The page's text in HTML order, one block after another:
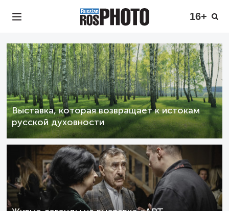
16+
Выставка, которая возвращает к истокам
русской духовности